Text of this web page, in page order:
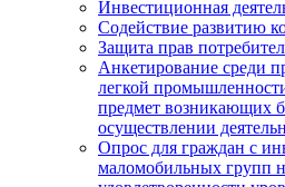
Инвестиционная
Содействие развитию
Защита прав
Анкетирование среди
легкой
предмет возникающих
осуществлении
Опрос для граждан с
маломобильных групп